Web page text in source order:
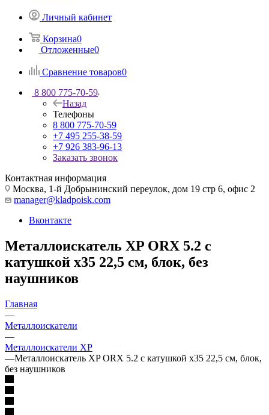
Личный кабинет
Корзина0
Отложенные0
Сравнение товаров0
8 800 775-70-59
Назад
Телефоны
8 800 775-70-59
+7 495 255-38-59
+7 926 383-96-13
Заказать звонок
Контактная информация
Москва, 1-й Добрынинский переулок, дом 19 стр 6, офис 2
manager@kladpoisk.com
Вконтакте
Металлоискатель XP ORX 5.2 с
катушкой x35 22,5 см, блок, без
наушников
Главная
—
Металлоискатели
—
Металлоискатели XP
—Металлоискатель XP ORX 5.2 с катушкой x35 22,5 см, блок,
без наушников